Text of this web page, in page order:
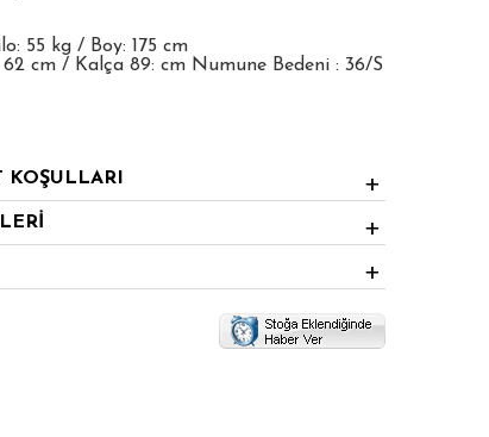
55 kg / Boy: 175 cm
cm / Kalça 89: cm Numune Bedeni : 36/S
KOŞULLARI